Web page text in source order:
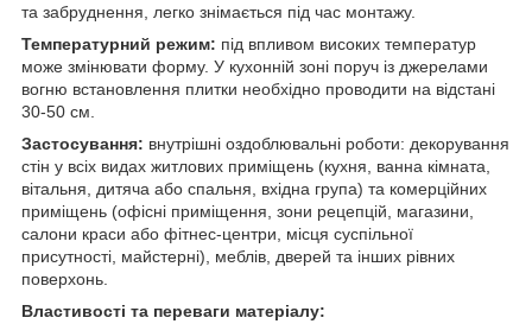
та забруднення, легко знімається під час монтажу.
Температурний режим: під впливом високих температур
може змінювати форму. У кухонній зоні поруч із джерелами
вогню встановлення плитки необхідно проводити на відстані
30-50 см.
Застосування: внутрішні оздоблювальні роботи: декорування
стін у всіх видах житлових приміщень (кухня, ванна кімната,
вітальня, дитяча або спальня, вхідна група) та комерційних
приміщень (офісні приміщення, зони рецепцій, магазини,
салони краси або фітнес-центри, місця суспільної
присутності, майстерні), меблів, дверей та інших рівних
поверхонь.
Властивості та переваги матеріалу: